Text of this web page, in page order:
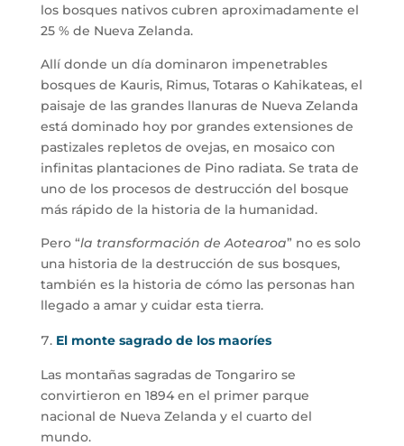
los bosques nativos cubren aproximadamente el
25 % de Nueva Zelanda.
Allí donde un día dominaron impenetrables
bosques de Kauris, Rimus, Totaras o Kahikateas, el
paisaje de las grandes llanuras de Nueva Zelanda
está dominado hoy por grandes extensiones de
pastizales repletos de ovejas, en mosaico con
infinitas plantaciones de Pino radiata. Se trata de
uno de los procesos de destrucción del bosque
más rápido de la historia de la humanidad.
Pero “la transformación de Aotearoa” no es solo
una historia de la destrucción de sus bosques,
también es la historia de cómo las personas han
llegado a amar y cuidar esta tierra.
El monte sagrado de los maoríes
Las montañas sagradas de Tongariro se
convirtieron en 1894 en el primer parque
nacional de Nueva Zelanda y el cuarto del
mundo.